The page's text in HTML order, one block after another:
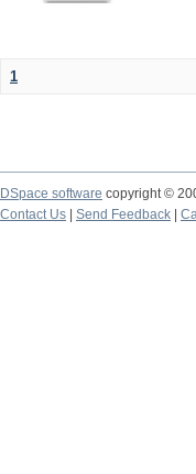
1
DSpace software copyright ©
Contact Us
Send Feedback